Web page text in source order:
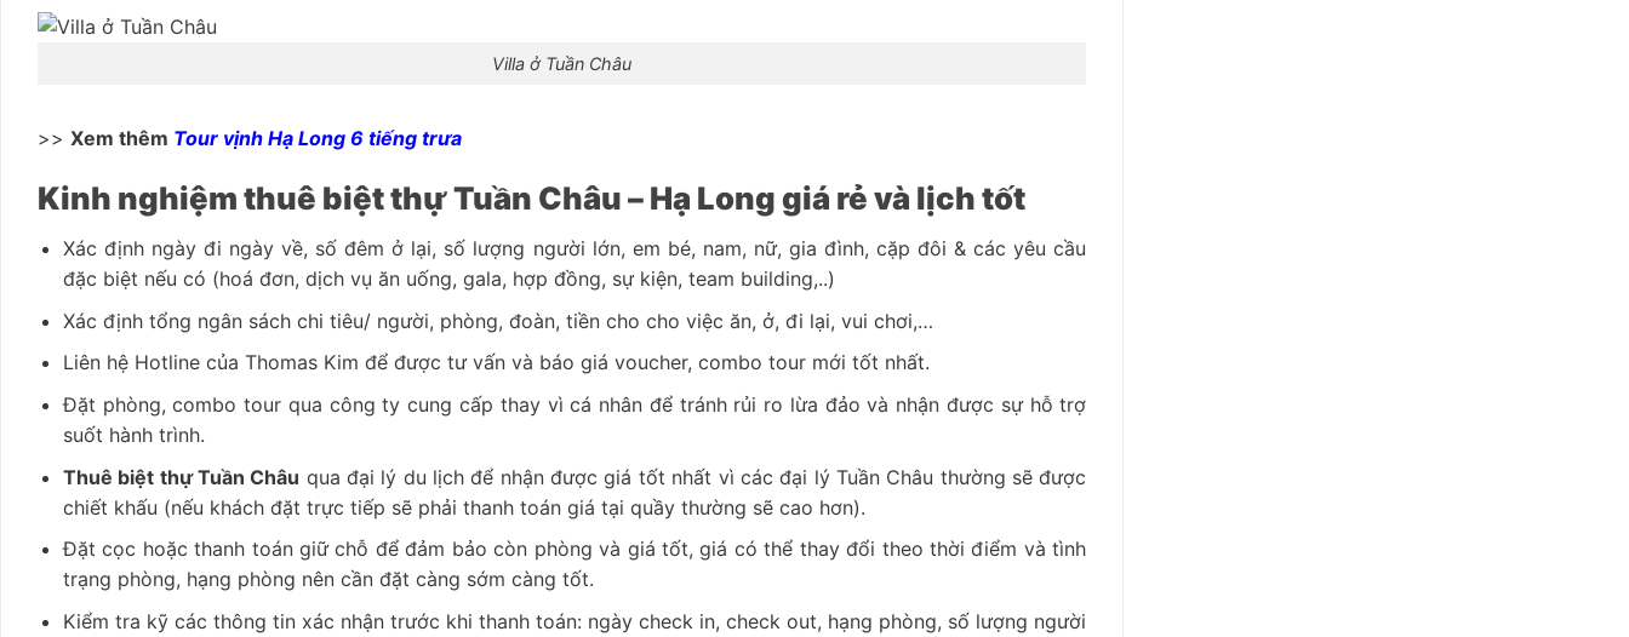
Villa ở Tuần Châu
>> Xem thêm Tour vịnh Hạ Long 6 tiếng trưa
Kinh nghiệm thuê biệt thự Tuần Châu – Hạ Long giá rẻ và lịch tốt
Xác định ngày đi ngày về, số đêm ở lại, số lượng người lớn, em bé, nam, nữ, gia đình, cặp đôi & các yêu cầu
đặc biệt nếu có (hoá đơn, dịch vụ ăn uống, gala, hợp đồng, sự kiện, team building,..)
Xác định tổng ngân sách chi tiêu/ người, phòng, đoàn, tiền cho cho việc ăn, ở, đi lại, vui chơi,…
Liên hệ Hotline của Thomas Kim để được tư vấn và báo giá voucher, combo tour mới tốt nhất.
Đặt phòng, combo tour qua công ty cung cấp thay vì cá nhân để tránh rủi ro lừa đảo và nhận được sự hỗ trợ
suốt hành trình.
Thuê biệt thự Tuần Châu qua đại lý du lịch để nhận được giá tốt nhất vì các đại lý Tuần Châu thường sẽ được
chiết khấu (nếu khách đặt trực tiếp sẽ phải thanh toán giá tại quầy thường sẽ cao hơn).
Đặt cọc hoặc thanh toán giữ chỗ để đảm bảo còn phòng và giá tốt, giá có thể thay đổi theo thời điểm và tình
trạng phòng, hạng phòng nên cần đặt càng sớm càng tốt.
Kiểm tra kỹ các thông tin xác nhận trước khi thanh toán: ngày check in, check out, hạng phòng, số lượng người